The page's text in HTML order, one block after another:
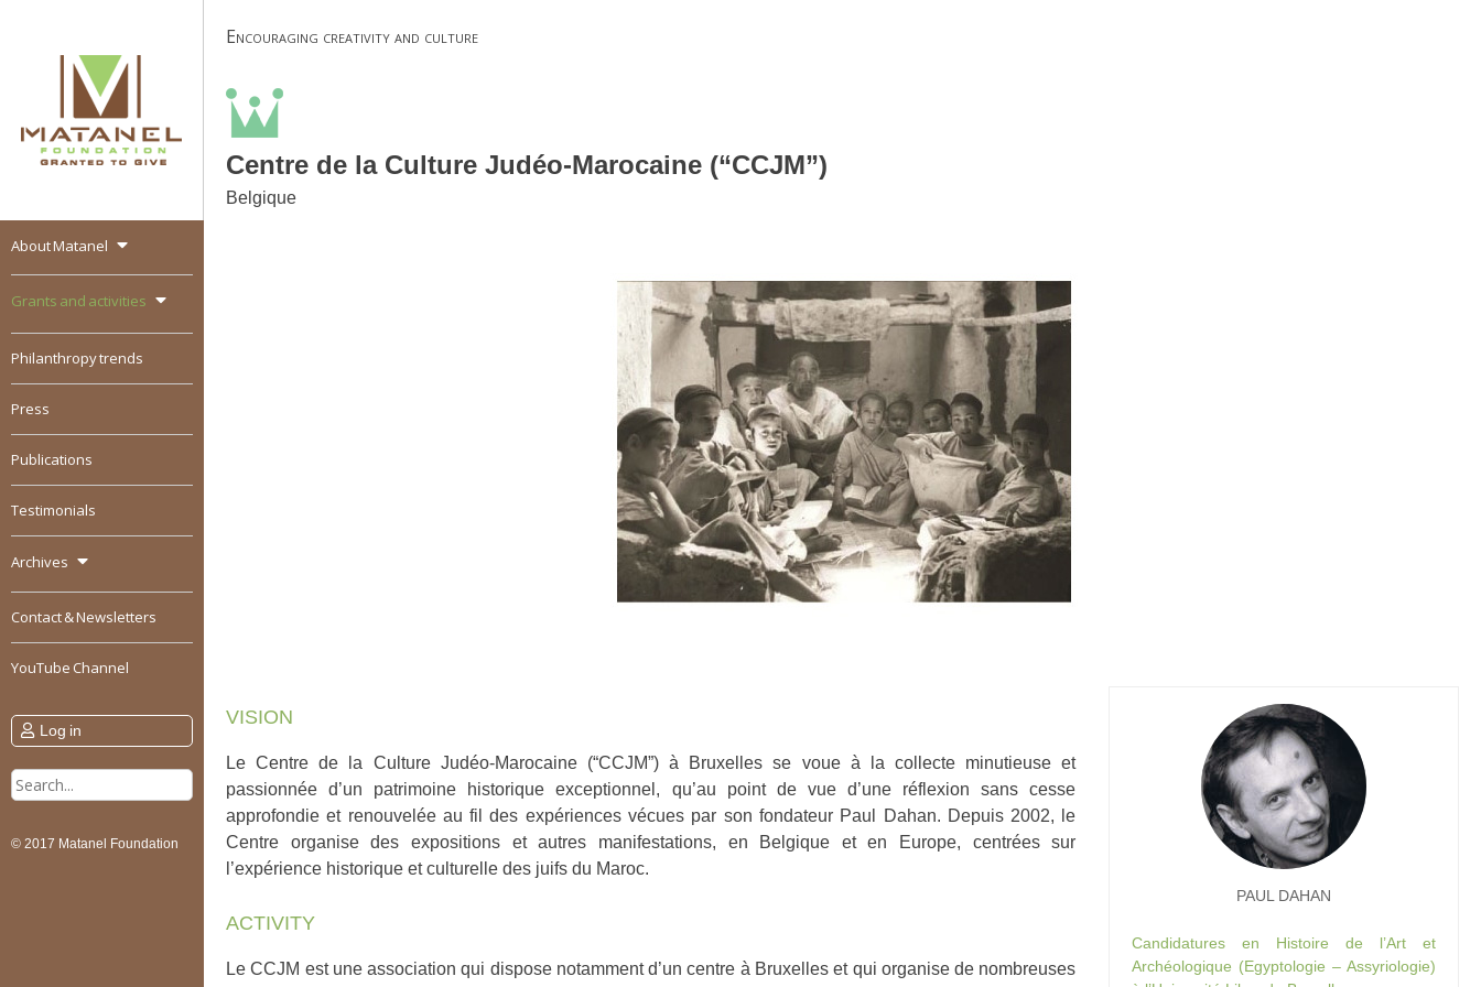
MATANEL
Granted to give,
encourages social
entrepreneurship in all
over the world
About Matanel
Grants and activities
Philanthropy trends
Press
Publications
Testimonials
Archives
Contact & Newsletters
YouTube Channel
Log in
Search
for:
© 2017 Matanel Foundation
Encouraging creativity and culture
Centre de la Culture Judéo-Marocaine (“CCJM”)
Belgique
VISION
Le Centre de la Culture Judéo-Marocaine (“CCJM”) à Bruxelles se voue à la collecte minutieuse et
passionnée d’un patrimoine historique exceptionnel, qu’au point de vue d’une réflexion sans cesse
approfondie et renouvelée au fil des expériences vécues par son fondateur Paul Dahan. Depuis 2002, le
Centre organise des expositions et autres manifestations, en Belgique et en Europe, centrées sur
l’expérience historique et culturelle des juifs du Maroc.
ACTIVITY
Le CCJM est une association qui dispose notamment d’un centre à Bruxelles et qui organise de nombreuses
PAUL DAHAN
Candidatures en Histoire de l’Art et
Archéologique (Egyptologie – Assyriologie)